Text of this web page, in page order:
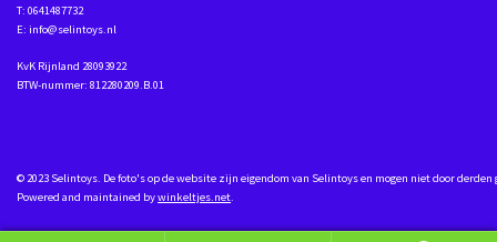
T: 0641487732
E: info@selintoys.nl
KvK Rijnland 28093922
BTW-nummer: 812280209.B.01
© 2023 Selintoys. De foto's op de website zijn eigendom van Selintoys en mogen niet door
Powered and maintained bywinkeltjes.net.